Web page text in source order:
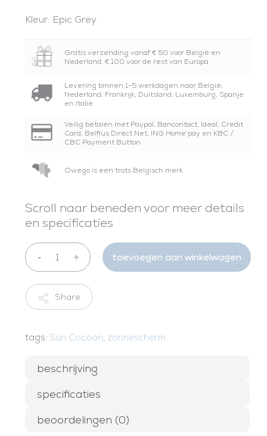
Kleur: Epic Grey
Gratis verzending vanaf € 50 voor België en
Nederland, € 100 voor de rest van Europa
Levering binnen 1-5 werkdagen naar België,
Nederland, Frankrijk, Duitsland, Luxemburg, Spanje
en Italië
Veilig betalen met Paypal, Bancontact, Ideal, Credit
Card, Belfius Direct Net, ING Home’pay en KBC /
CBC Payment Button
Owego is een trots Belgisch merk
Scroll naar beneden voor meer details
en specificaties
toevoegen aan winkelwagen
Share
tags: Sun Cocoon zonnescherm
beschrijving
specificaties
beoordelingen (0)